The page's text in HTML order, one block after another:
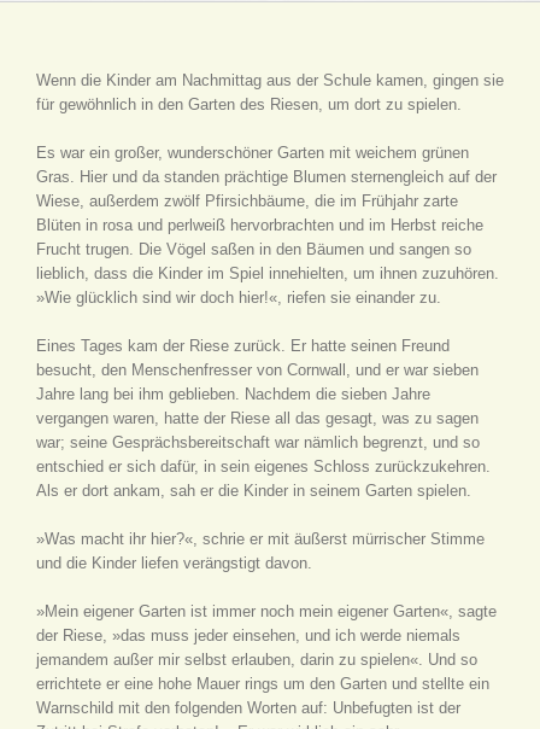
Wenn die Kinder am Nachmittag aus der Schule kamen, gingen sie
für gewöhnlich in den Garten des Riesen, um dort zu spielen.
Es war ein großer, wunderschöner Garten mit weichem grünen
Gras. Hier und da standen prächtige Blumen sternengleich auf der
Wiese, außerdem zwölf Pfirsichbäume, die im Frühjahr zarte
Blüten in rosa und perlweiß hervorbrachten und im Herbst reiche
Frucht trugen. Die Vögel saßen in den Bäumen und sangen so
lieblich, dass die Kinder im Spiel innehielten, um ihnen zuzuhören.
»Wie glücklich sind wir doch hier!«, riefen sie einander zu.
Eines Tages kam der Riese zurück. Er hatte seinen Freund
besucht, den Menschenfresser von Cornwall, und er war sieben
Jahre lang bei ihm geblieben. Nachdem die sieben Jahre
vergangen waren, hatte der Riese all das gesagt, was zu sagen
war; seine Gesprächsbereitschaft war nämlich begrenzt, und so
entschied er sich dafür, in sein eigenes Schloss zurückzukehren.
Als er dort ankam, sah er die Kinder in seinem Garten spielen.
»Was macht ihr hier?«, schrie er mit äußerst mürrischer Stimme
und die Kinder liefen verängstigt davon.
»Mein eigener Garten ist immer noch mein eigener Garten«, sagte
der Riese, »das muss jeder einsehen, und ich werde niemals
jemandem außer mir selbst erlauben, darin zu spielen«. Und so
errichtete er eine hohe Mauer rings um den Garten und stellte ein
Warnschild mit den folgenden Worten auf: Unbefugten ist der